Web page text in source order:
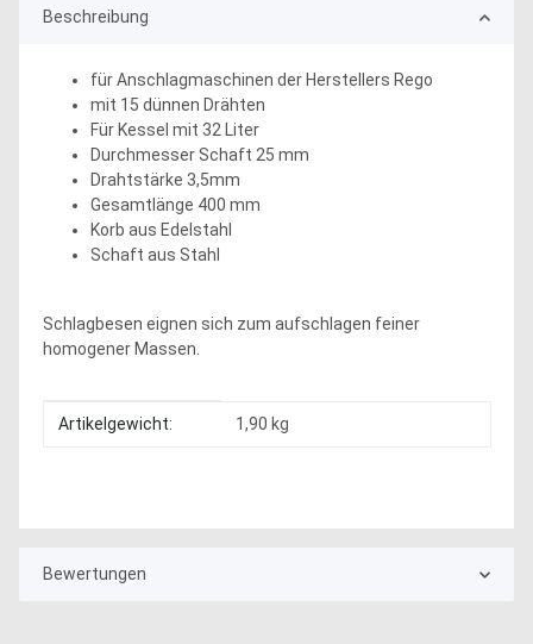
Beschreibung
für Anschlagmaschinen der Herstellers Rego
mit 15 dünnen Drähten
Für Kessel mit 32 Liter
Durchmesser Schaft 25 mm
Drahtstärke 3,5mm
Gesamtlänge 400 mm
Korb aus Edelstahl
Schaft aus Stahl
Schlagbesen eignen sich zum aufschlagen feiner
homogener Massen.
Produkteigenschaft
Wert
Artikelgewicht: 1,90 kg
Bewertungen